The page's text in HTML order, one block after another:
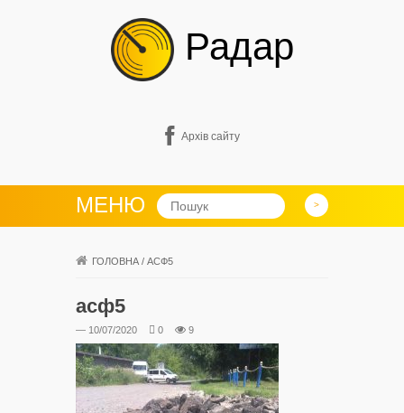
Радар
Архів сайту
МЕНЮ
ГОЛОВНА / АСФ5
асф5
— 10/07/2020 0 9